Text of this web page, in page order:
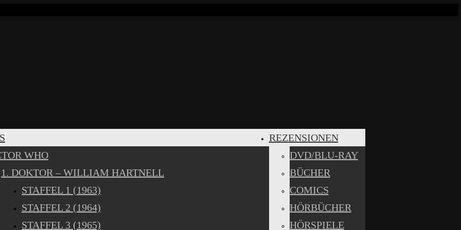
WHO
1. DOKTOR – WILLIAM HARTNELL
STAFFEL 1 (1963)
STAFFEL 2 (1964)
STAFFEL 3 (1965)
REZENSIONEN
DVD/BLU-RAY
BÜCHER
COMICS
HÖRBÜCHER
HÖRSPIELE